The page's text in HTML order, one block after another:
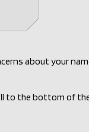
about your
to the bottom of